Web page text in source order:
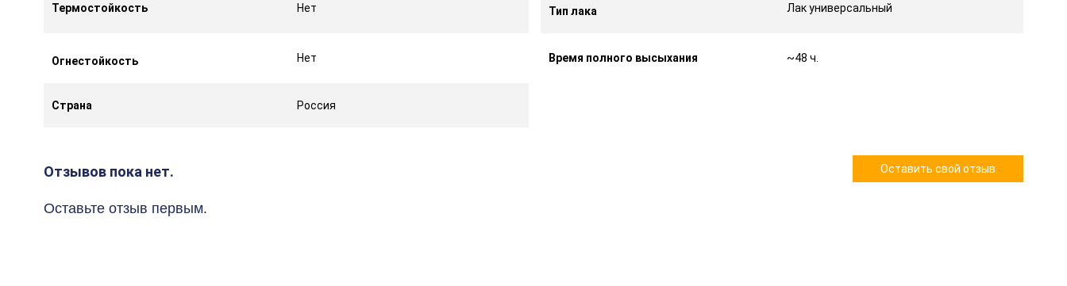
Термостойкость Нет Тип лака Лак универсальный
Огнестойкость Нет Время полного высыхания ~48 ч.
Страна Россия
Оставить свой отзыв
Отзывов пока нет.
Оставьте отзыв первым.